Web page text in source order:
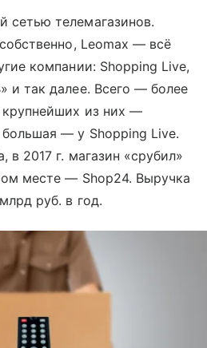
сетью телемагазинов.
Leomax — всё
компании: Shopping Live,
и так далее. Всего — более
крупнейших из них —
— у Shopping Live.
в 2017 г. магазин «срубил»
месте — Shop24. Выручка
руб. в год.